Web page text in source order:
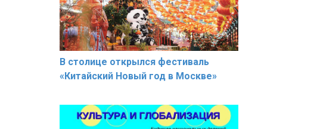
В столице открылся фестиваль
«Китайский Новый год в Москве»